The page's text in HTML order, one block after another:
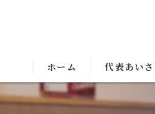
ホーム 代表あい